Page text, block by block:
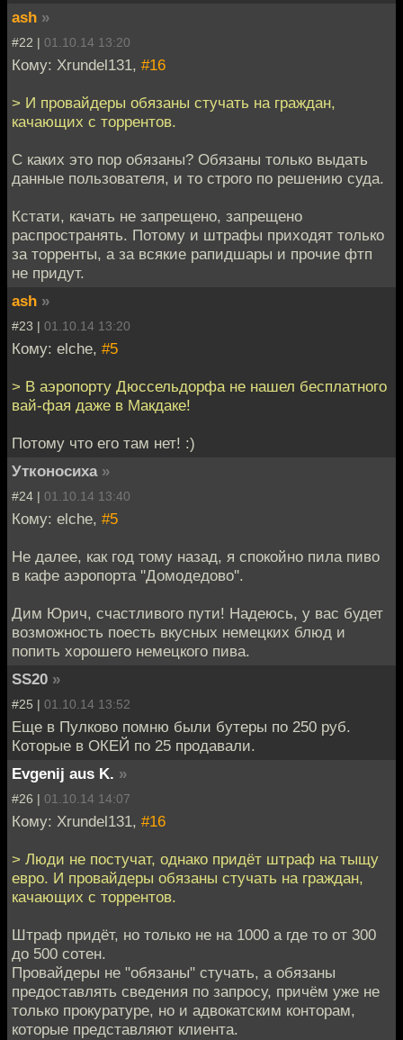
ash »
#22 | 01.10.14 13:20
Кому: Xrundel131, #16
> И провайдеры обязаны стучать на граждан,
качающих с торрентов.
С каких это пор обязаны? Обязаны только выдать
данные пользователя, и то строго по решению суда.
Кстати, качать не запрещено, запрещено
распространять. Потому и штрафы приходят только
за торренты, а за всякие рапидшары и прочие фтп
не придут.
ash »
#23 | 01.10.14 13:20
Кому: elche, #5
> В аэропорту Дюссельдорфа не нашел бесплатного
вай-фая даже в Макдаке!
Потому что его там нет! :)
Утконосиха »
#24 | 01.10.14 13:40
Кому: elche, #5
Не далее, как год тому назад, я спокойно пила пиво
в кафе аэропорта ''Домодедово''.
Дим Юрич, счастливого пути! Надеюсь, у вас будет
возможность поесть вкусных немецких блюд и
попить хорошего немецкого пива.
SS20 »
#25 | 01.10.14 13:52
Еще в Пулково помню были бутеры по 250 руб.
Которые в ОКЕЙ по 25 продавали.
Evgenij aus K. »
#26 | 01.10.14 14:07
Кому: Xrundel131, #16
> Люди не постучат, однако придёт штраф на тыщу
евро. И провайдеры обязаны стучать на граждан,
качающих с торрентов.
Штраф придёт, но только не на 1000 а где то от 300
до 500 сотен.
Провайдеры не "обязаны" стучать, а обязаны
предоставлять сведения по запросу, причём уже не
только прокуратуре, но и адвокатским конторам,
которые представляют клиента.